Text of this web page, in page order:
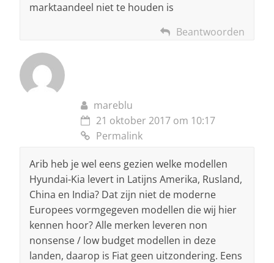
marktaandeel niet te houden is
Beantwoorden
mareblu
21 oktober 2017 om 10:17
Permalink
Arib heb je wel eens gezien welke modellen
Hyundai-Kia levert in Latijns Amerika, Rusland,
China en India? Dat zijn niet de moderne
Europees vormgegeven modellen die wij hier
kennen hoor? Alle merken leveren non
nonsense / low budget modellen in deze
landen, daarop is Fiat geen uitzondering. Eens